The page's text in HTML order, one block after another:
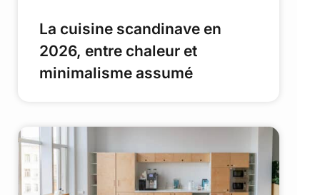
La cuisine scandinave en
2026, entre chaleur et
minimalisme assumé